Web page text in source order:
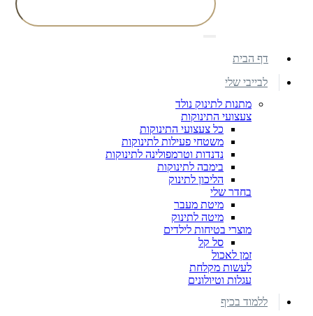
דף הבית
לבייבי שלי
מתנות לתינוק נולד
צעצועי התינוקות
כל צעצועי התינוקות
משטחי פעילות לתינוקות
נדנדות וטרמפולינה לתינוקות
בימבה לתינוקות
הליכון לתינוק
בחדר שלי
מיטת מעבר
מיטה לתינוק
מוצרי בטיחות לילדים
סל קל
זמן לאכול
לעשות מקלחת
עגלות וטיולונים
ללמוד בכיף